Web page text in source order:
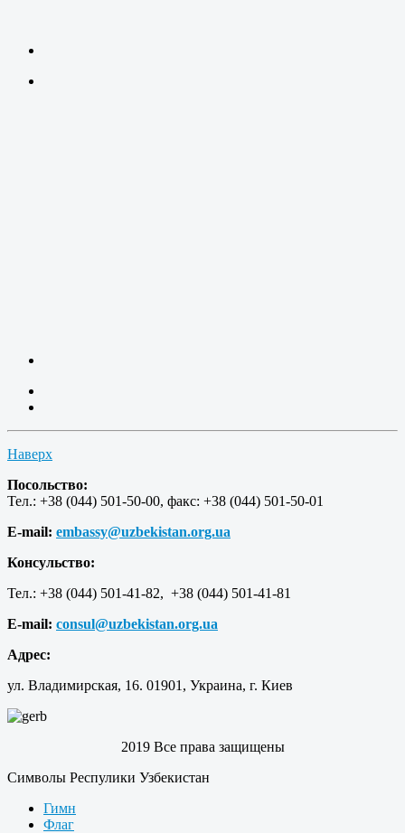
Наверх
Посольство:
Тел.: +38 (044) 501-50-00, факс: +38 (044) 501-50-01
E-mail: embassy@uzbekistan.org.ua
Консульство:
Тел.: +38 (044) 501-41-82, +38 (044) 501-41-81
E-mail: consul@uzbekistan.org.ua
Адрес:
ул. Владимирская, 16. 01901, Украина, г. Киев
2019 Все права защищены
Символы Респулики Узбекистан
Гимн
Флаг